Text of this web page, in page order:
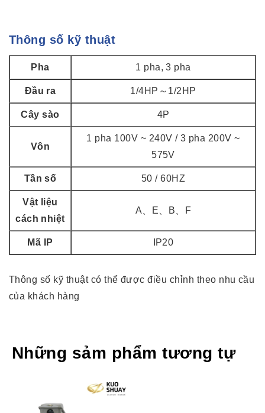
Thông số kỹ thuật
Pha 1 pha, 3 pha
Đầu ra 1/4HP～1/2HP
Cây sào 4P
Vôn
1 pha 100V ~ 240V / 3 pha 200V ~
575V
Tần số 50 / 60HZ
Vật liệu
cách nhiệt
A、E、B、F
Mã IP IP20
Thông số kỹ thuật có thể được điều chỉnh theo nhu cầu
của khách hàng
Những sảm phẩm tương tự